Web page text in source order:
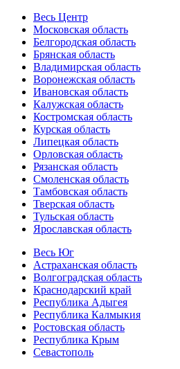
Весь Центр
Московская область
Белгородская область
Брянская область
Владимирская область
Воронежская область
Ивановская область
Калужская область
Костромская область
Курская область
Липецкая область
Орловская область
Рязанская область
Смоленская область
Тамбовская область
Тверская область
Тульская область
Ярославская область
Весь Юг
Астраханская область
Волгоградская область
Краснодарский край
Республика Адыгея
Республика Калмыкия
Ростовская область
Республика Крым
Севастополь